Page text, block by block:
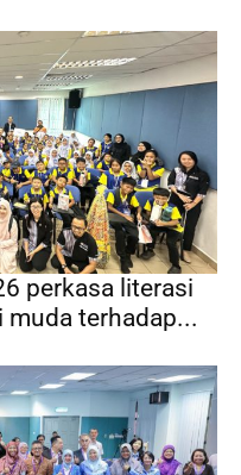
perkasa literasi
muda terhadap...